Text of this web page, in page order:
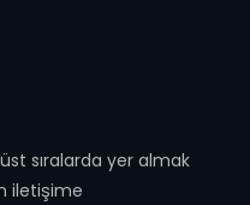
sıralarda yer almak
iletişime